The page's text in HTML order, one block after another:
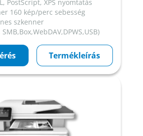
PostScript, XPS nyomtatás
160 kép/perc sebesség
szkenner
Termékleírás